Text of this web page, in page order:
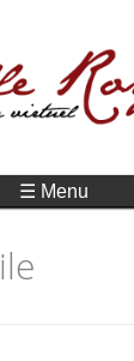
☰ Menu